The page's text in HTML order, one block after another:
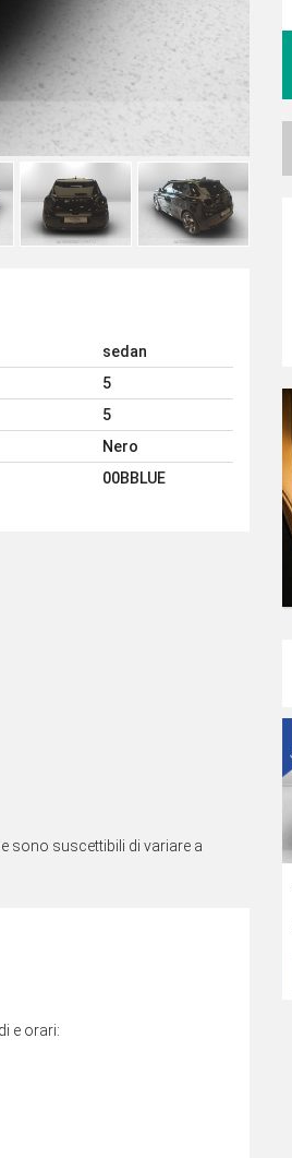
sedan
5
5
Nero
00BBLUE
sono suscettibili di variare a
e orari: